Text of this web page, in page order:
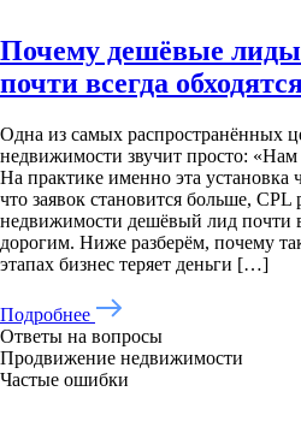
Почему дешёвые
почти всегда
Одна из самых распространённых
недвижимости звучит просто:
На практике именно эта установка
что заявок становится больше,
недвижимости дешёвый лид почти
дорогим. Ниже разберём, почему
этапах бизнес теряет деньги […]
Подробнее
Ответы на вопросы
Продвижение недвижимости
Частые ошибки